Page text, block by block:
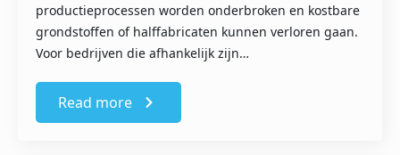
productieprocessen worden onderbroken en kostbare
grondstoffen of halffabricaten kunnen verloren gaan.
Voor bedrijven die afhankelijk zijn…
Read more